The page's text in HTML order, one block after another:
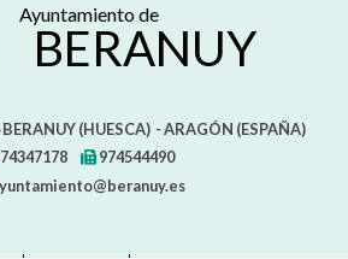
Ayuntamiento de
BERANUY
BERANUY (HUESCA) - ARAGÓN (ESPAÑA)
974544490